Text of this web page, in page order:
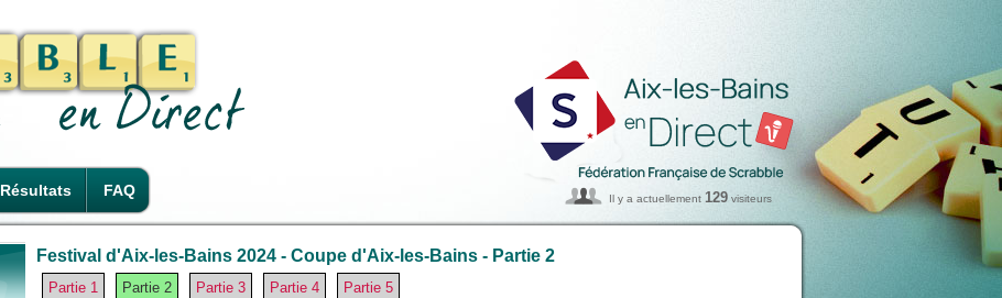
Résultats FAQ Il y a actuellement 129 visiteurs
Festival d'Aix-les-Bains 2024 - Coupe d'Aix-les-Bains - Partie 2
Partie 1 Partie 2 Partie 3 Partie 4 Partie 5